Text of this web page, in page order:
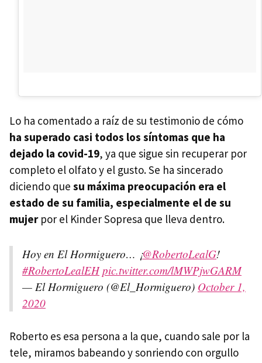
Lo ha comentado a raíz de su testimonio de cómo
ha superado casi todos los síntomas que ha
dejado la covid-19, ya que sigue sin recuperar por
completo el olfato y el gusto. Se ha sincerado
diciendo que su máxima preocupación era el
estado de su familia, especialmente el de su
mujerpor el Kinder Sopresa que lleva dentro.
Hoy en El Hormiguero… ¡@RobertoLealG!
#RobertoLealEH pic.twitter.com/lMWPjwGARM
— El Hormiguero (@El_Hormiguero) October 1,
2020
Roberto es esa persona a la que, cuando sale por la
tele, miramos babeando y sonriendo con orgullo